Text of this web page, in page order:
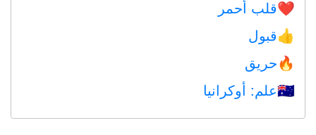
❤️قلب أحمر
👍قبول
🔥حريق
🇺🇦علم: أوكرانيا